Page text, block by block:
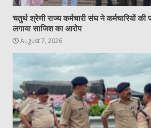
चतुर्थ श्रेणी राज्य कर्मचारी संघ ने कर्मचारियों की
लगाया साजिश का आरोप
August 7, 2026